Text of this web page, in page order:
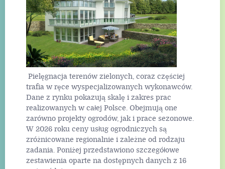
Read More
Pielęgnacja terenów zielonych, coraz częściej
trafia w ręce wyspecjalizowanych wykonawców.
Dane z rynku pokazują skalę i zakres prac
realizowanych w całej Polsce. Obejmują one
zarówno projekty ogrodów, jak i prace sezonowe.
W 2026 roku ceny usług ogrodniczych są